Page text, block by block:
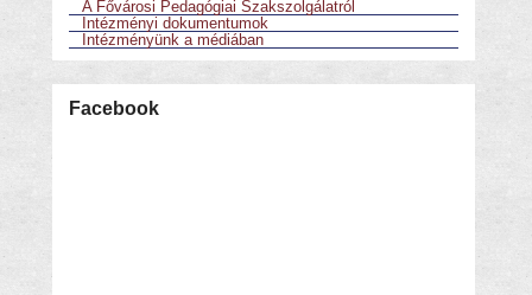
A Fővárosi Pedagógiai Szakszolgálatról
Intézményi dokumentumok
Intézményünk a médiában
Facebook